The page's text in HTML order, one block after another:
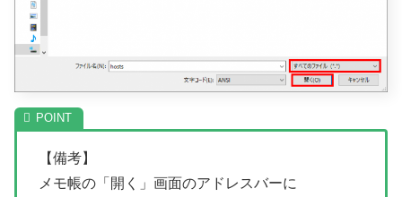
【備考】
メモ帳の「開く」画面のアドレスバーに